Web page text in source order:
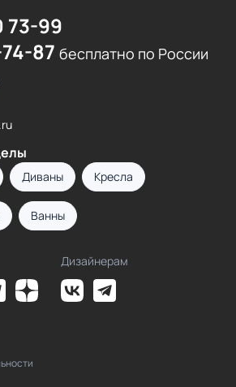
73-99
87 бесплатно по России
Диваны Кресла
Ванны
Дизайнерам